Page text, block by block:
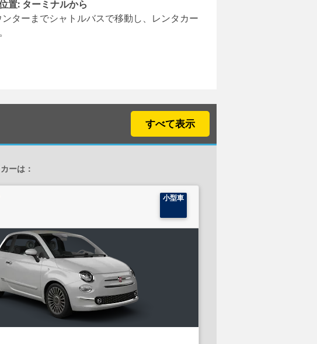
置: ターミナルから
ターまでシャトルバスで移動し、レンタカー
すべて表示
ーは：
小型車